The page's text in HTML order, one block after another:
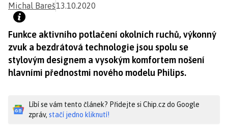
Michal Bareš13.10.2020
Funkce aktivního potlačení okolních ruchů, výkonný
zvuk a bezdrátová technologie jsou spolu se
stylovým designem a vysokým komfortem nošení
hlavními přednostmi nového modelu Philips.
Líbí se vám tento článek? Přidejte si Chip.cz do Google
zpráv, stačí jedno kliknutí!